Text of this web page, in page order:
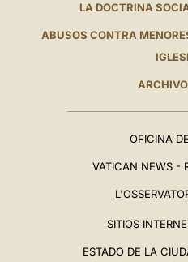
LA DOCTRINA
ABUSOS CONTRA
OFICINA
VATICAN NEWS -
SITIOS
ESTADO DE LA